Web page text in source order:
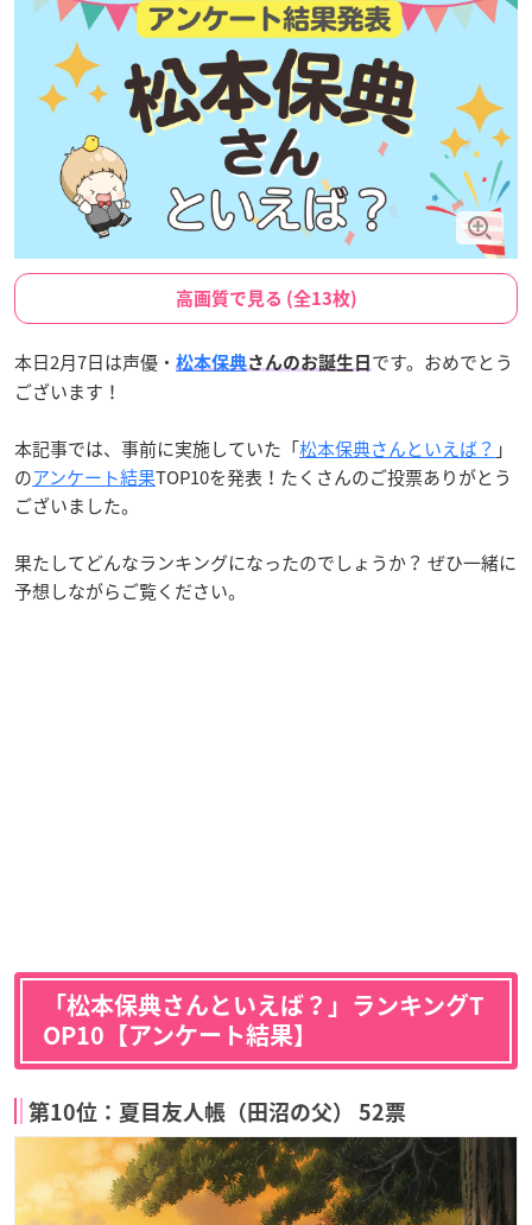
高画質で見る (全13枚)
本日2月7日は声優・ 松本保典さんのお誕生日 です。おめでとう
ございます！
本記事では、事前に実施していた「松本保典さんといえば？ 」
のアンケート結果TOP10を発表！たくさんのご投票ありがとう
ございました。
果たしてどんなランキングになったのでしょうか？ ぜひ一緒に
予想しながらご覧ください。
「松本保典さんといえば？」ランキングT
OP10【アンケート結果】
第10位：夏目友人帳（田沼の父） 52票